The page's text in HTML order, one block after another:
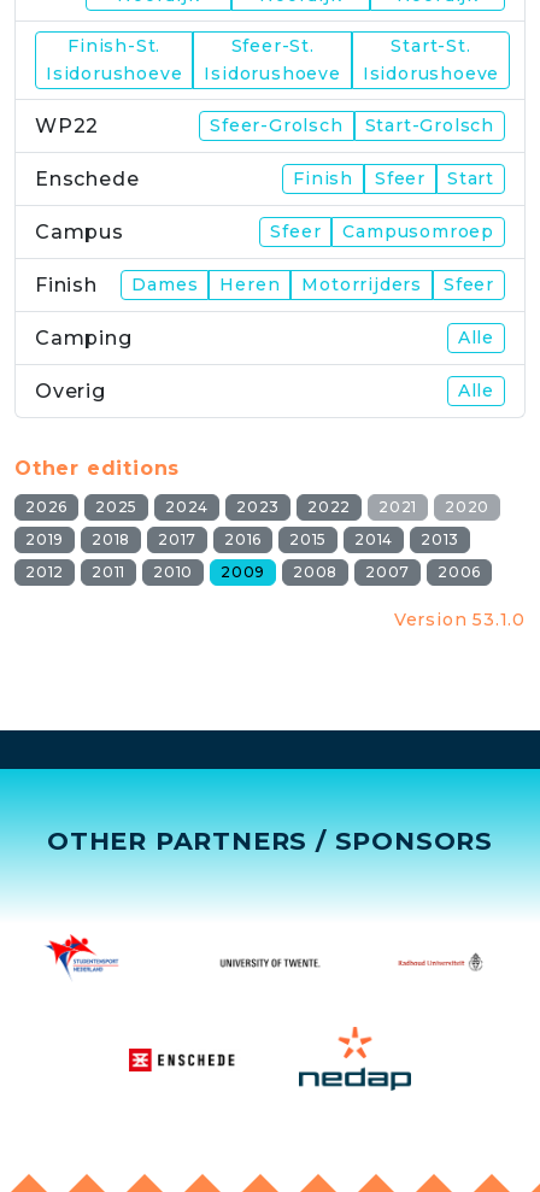
Finish-St.
Isidorushoeve
Sfeer-St.
Isidorushoeve
Start-St.
Isidorushoeve
WP22 Sfeer-Grolsch Start-Grolsch
Enschede Finish Sfeer Start
Campus Sfeer Campusomroep
Finish Dames Heren Motorrijders Sfeer
Camping Alle
Overig Alle
Other editions
2026 2025 2024 2023 2022 2021
2020
2019
2018 2017 2016 2015 2014
2013
2012
2011 2010 2009 2008 2007 2006
Version 53.1.0
OTHER PARTNERS / SPONSORS